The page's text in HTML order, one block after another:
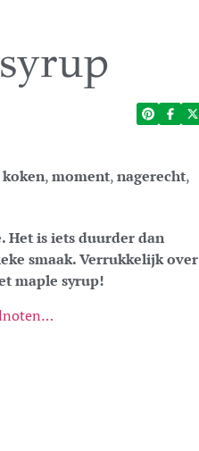
koken,moment,nagerecht,
Het is iets duurder dan
smaak. Verrukkelijk over
maple syrup!